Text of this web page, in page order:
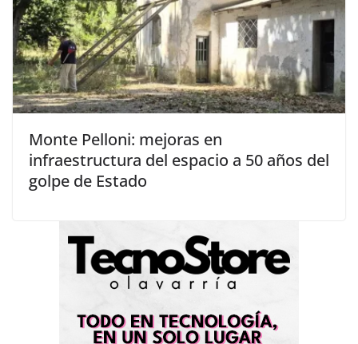
Monte Pelloni: mejoras en
infraestructura del espacio a 50 años del
golpe de Estado